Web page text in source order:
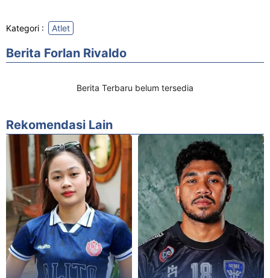
Kategori : Atlet
Berita Forlan Rivaldo
Berita Terbaru belum tersedia
Rekomendasi Lain